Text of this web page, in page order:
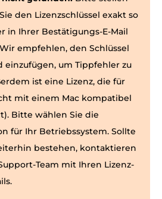
den Lizenzschlüssel exakt so
in Ihrer Bestätigungs-E-Mail
empfehlen, den Schlüssel
einzufügen, um Tippfehler zu
ist eine Lizenz, die für
mit einem Mac kompatibel
Bitte wählen Sie die
für Ihr Betriebssystem. Sollte
bestehen, kontaktieren
Team mit Ihren Lizenz-